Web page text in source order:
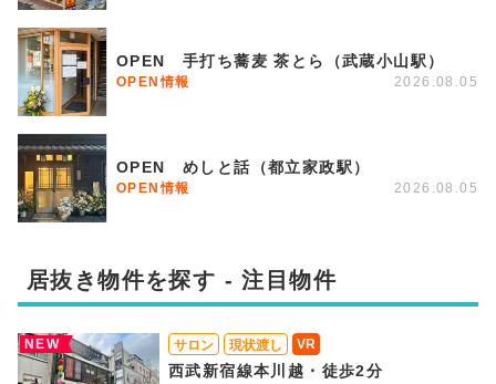
OPEN 手打ち蕎麦 茶とら（武蔵小山駅）
OPEN情報 2026.08.05
OPEN めしと話（都立家政駅）
OPEN情報 2026.08.05
居抜き物件を探す - 注目物件
NEW サロン 現状渡し VR
西武新宿線本川越・徒歩2分